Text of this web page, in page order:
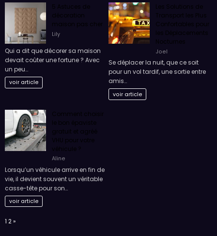
5 Astuces de
maison pas cher
Lily
Qui a dit que décorer sa maison
un peu…
voir article
Les Solutions de
Transport les Plus
Confortables pour
les Déplacements
Se déplacer la nuit, que ce soit
pour un vol tardif, une sortie entre
voir article
Comment choisir
le bon épaviste
gratuit et agréé
VHU pour votre
véhicule ?
Lorsqu’un véhicule arrive en fin de
vie, il devient souvent un véritable
casse-tête pour son…
voir article
Page: